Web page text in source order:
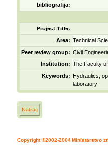
bibliografija:
Project Title:
Area: Technical
Peer review group: Civil
Institution: The Faculty
Keywords:
Hydraulics,
laboratory
Natrag
Copyright ©2002-2004 Ministarstvo